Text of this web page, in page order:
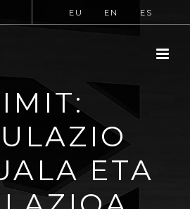
EU EN ES
ETA